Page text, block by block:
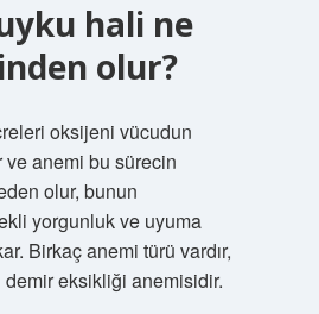
hali ne
olur?
oksijeni vücudun
ve anemi bu sürecin
olur, bunun
yorgunluk ve uyuma
Birkaç anemi türü vardır,
demir eksikliği anemisidir.